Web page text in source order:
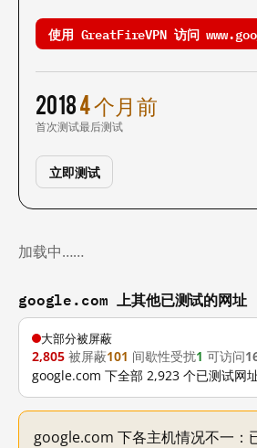
使用 GreatFireVPN 访问
2018
首次测试
4 个月前
最后测试
立即测试
加载中……
google.com 上其他已测试的网址
大部分被屏蔽
2,805 被屏蔽101 间歇性受扰1 可访问
google.com 下全部 2,923 个已测试网
google.com 下各主机情况不一：